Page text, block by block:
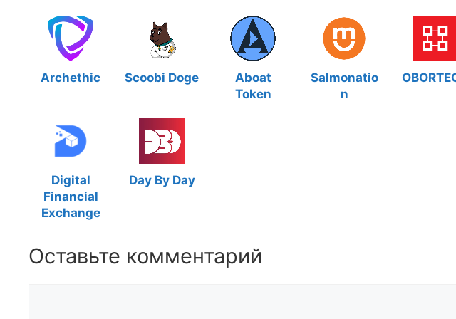
Archethic Scoobi Doge
Aboat
Token
Salmonatio
n
Digital
Financial
Exchange
Day By Day
Оставьте комментарий